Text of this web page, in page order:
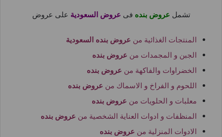
تشمل عروض بنده فى عروض السعودية على عروض
المنتجات الغذائية من عروض بنده السعودية
الجبن و المجمدات من عروض بنده
الخضراوات والفاكهة من عروض بنده
اللحوم و الفراخ و الاسماك من عروض بنده
معلبات و الحلويات من عروض بنده
المنظفات و ادوات العناية الشخصية من عروض بنده
الادوات المنزلية من عروض بنده